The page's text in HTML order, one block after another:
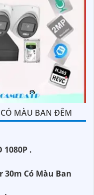
MÀU BAN ĐÊM
1080P .
30m Có Màu Ban